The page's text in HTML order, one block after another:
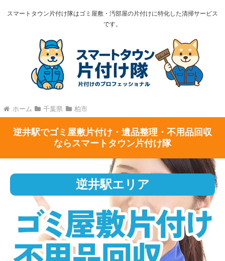
スマートタウン片付け隊はゴミ屋敷・汚部屋の片付けに特化した清掃サービス
です。
ホーム 千葉県 柏市
逆井駅でゴミ屋敷片付け・遺品整理・不用品回収
ならスマートタウン片付け隊
逆井駅エリア